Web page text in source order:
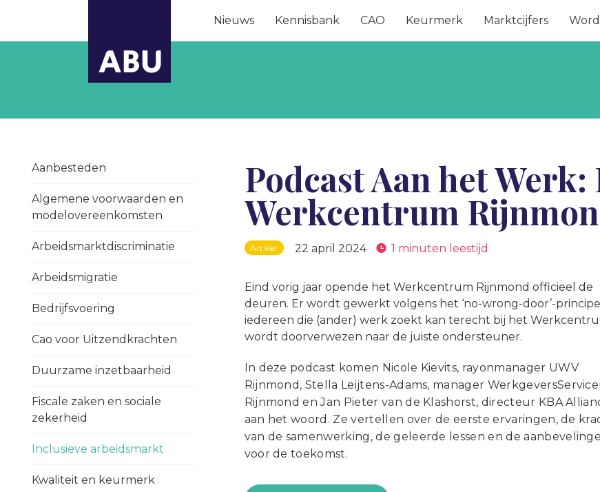
Nieuws Kennisbank CAO Keurmerk Marktcijfers
Aanbesteden
Algemene voorwaarden en
modelovereenkomsten
Arbeidsmarktdiscriminatie
Arbeidsmigratie
Bedrijfsvoering
Cao voor Uitzendkrachten
Duurzame inzetbaarheid
Fiscale zaken en sociale
zekerheid
Inclusieve arbeidsmarkt
Kwaliteit en keurmerk
Podcast Aan het
Werkcentrum
Artikel 22 april 2024 1 minuten leestijd
Eind vorig jaar opende het Werkcentrum Rijnmond officieel de
deuren. Er wordt gewerkt volgens het ‘no-wrong-door’-
iedereen die (ander) werk zoekt kan terecht bij het
wordt doorverwezen naar de juiste ondersteuner.
In deze podcast komen Nicole Kievits, rayonmanager UWV
Rijnmond, Stella Leijtens-Adams, manager
Rijnmond en Jan Pieter van de Klashorst, directeur KBA
aan het woord. Ze vertellen over de eerste ervaringen, de
van de samenwerking, de geleerde lessen en de
voor de toekomst.